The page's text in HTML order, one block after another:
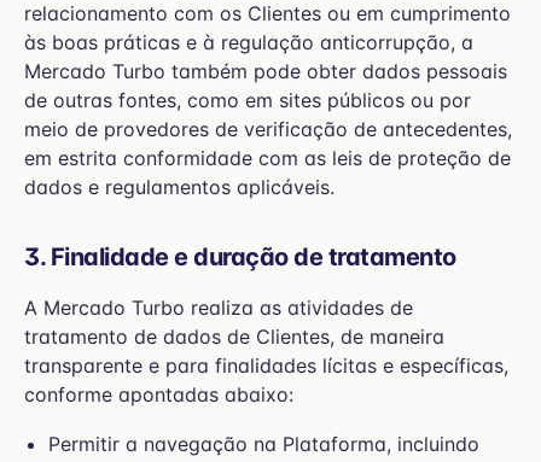
relacionamento com os Clientes ou em cumprimento
às boas práticas e à regulação anticorrupção, a
Mercado Turbo também pode obter dados pessoais
de outras fontes, como em sites públicos ou por
meio de provedores de verificação de antecedentes,
em estrita conformidade com as leis de proteção de
dados e regulamentos aplicáveis.
3. Finalidade e duração de tratamento
A Mercado Turbo realiza as atividades de
tratamento de dados de Clientes, de maneira
transparente e para finalidades lícitas e específicas,
conforme apontadas abaixo:
Permitir a navegação na Plataforma, incluindo